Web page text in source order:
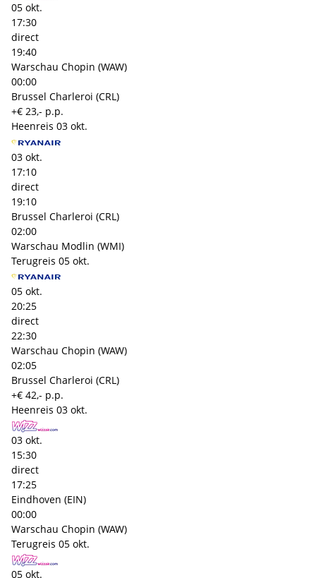
05 okt.
17:30
direct
19:40
Warschau Chopin (WAW)
00:00
Brussel Charleroi (CRL)
+€ 23,- p.p.
Heenreis 03 okt.
03 okt.
17:10
direct
19:10
Brussel Charleroi (CRL)
02:00
Warschau Modlin (WMI)
Terugreis 05 okt.
05 okt.
20:25
direct
22:30
Warschau Chopin (WAW)
02:05
Brussel Charleroi (CRL)
+€ 42,- p.p.
Heenreis 03 okt.
03 okt.
15:30
direct
17:25
Eindhoven (EIN)
00:00
Warschau Chopin (WAW)
Terugreis 05 okt.
05 okt.